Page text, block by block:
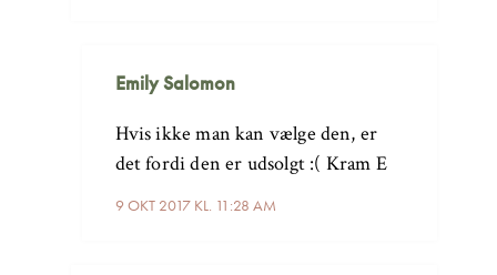
Emily Salomon
9 OKT 2017 KL. 11:28 AM
Hvis ikke man kan vælge den, er
det fordi den er udsolgt :( Kram E